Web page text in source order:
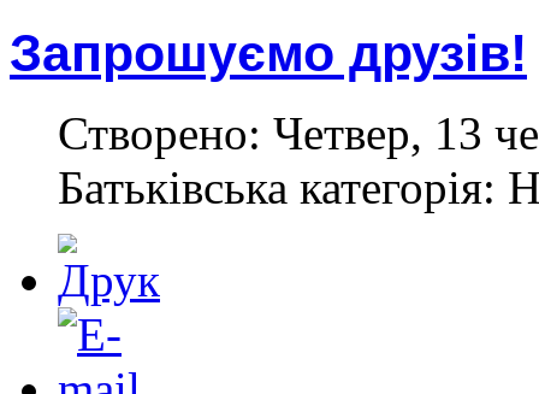
Запрошуємо друзів!
Створено: Четвер, 13
Батьківська категорія: